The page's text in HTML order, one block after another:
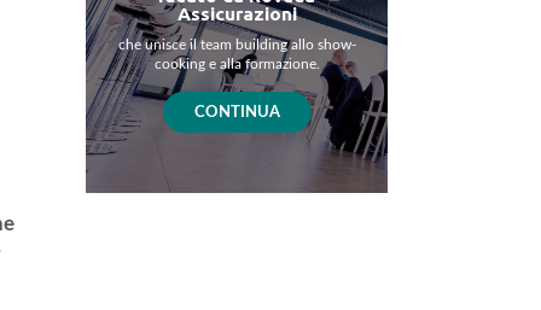
Assicurazioni
che unisce il team building allo show-
cooking e alla formazione.
CONTINUA